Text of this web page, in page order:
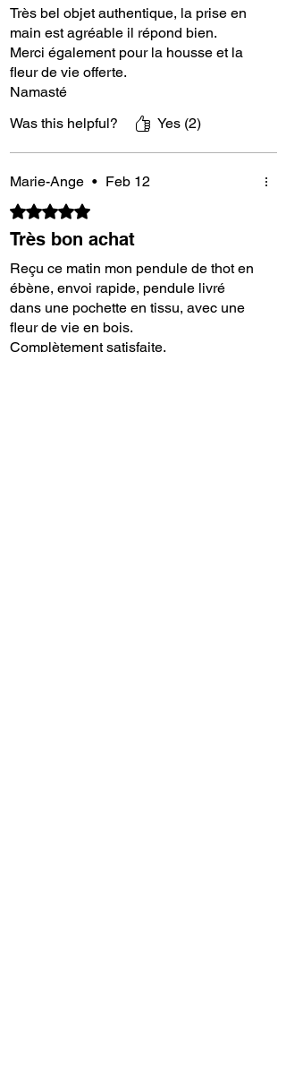
Très bel objet authentique, la prise en
main est agréable il répond bien.
Merci également pour la housse et la
fleur de vie offerte.
Namasté
Was this helpful?
Yes (2)
Marie-Ange • Feb 12
Rated 5 out of 5 stars.
Très bon achat
Reçu ce matin mon pendule de thot en
ébène, envoi rapide, pendule livré
dans une pochette en tissu, avec une
fleur de vie en bois.
Complètement satisfaite.